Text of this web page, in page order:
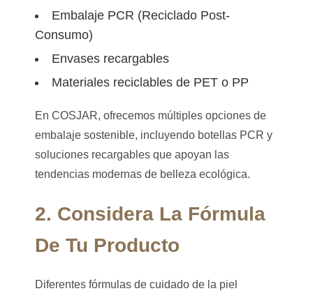
Embalaje PCR (Reciclado Post-
Consumo)
Envases recargables
Materiales reciclables de PET o PP
En COSJAR, ofrecemos múltiples opciones de
embalaje sostenible, incluyendo botellas PCR y
soluciones recargables que apoyan las
tendencias modernas de belleza ecológica.
2. Considera La Fórmula
De Tu Producto
Diferentes fórmulas de cuidado de la piel